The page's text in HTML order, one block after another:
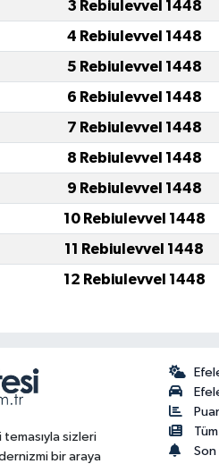
3 Rebiulevvel 1448
4 Rebiulevvel 1448
5 Rebiulevvel 1448
6 Rebiulevvel 1448
7 Rebiulevvel 1448
8 Rebiulevvel 1448
9 Rebiulevvel 1448
10 Rebiulevvel 1448
11 Rebiulevvel 1448
12 Rebiulevvel 1448
sizleri
bir araya